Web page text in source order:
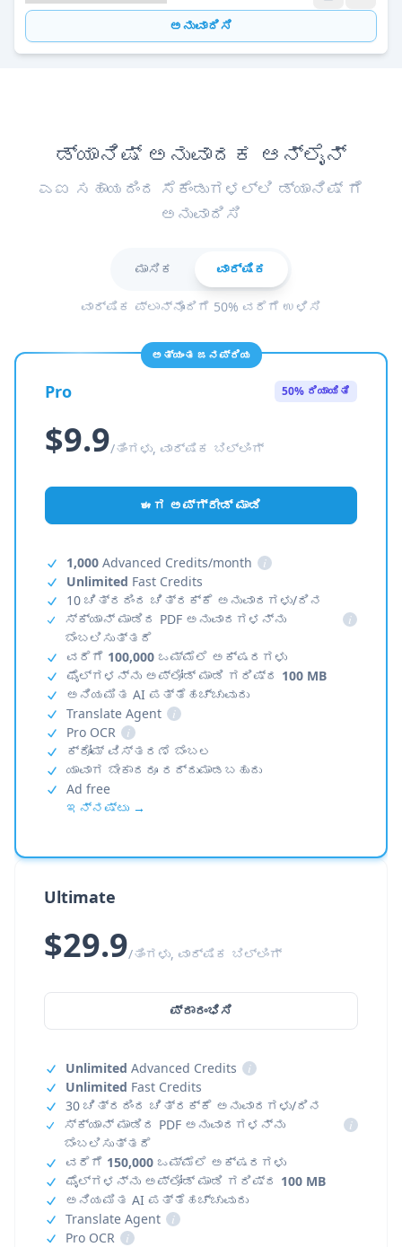
ಅನುವಾದಿಸಿ
ಡ್ಯಾನಿಷ್ ಅನುವಾದಕ ಆನ್ಲೈನ್
ಎಐ ಸಹಾಯದಿಂದ ಸೆಕೆಂಡುಗಳಲ್ಲಿ ಡ್ಯಾನಿಷ್ ಗೆ
ಅನುವಾದಿಸಿ
ಮಾಸಿಕ ವಾರ್ಷಿಕ
ವಾರ್ಷಿಕ ಪ್ಲಾನ್‌ನೊಂದಿಗೆ 50% ವರೆಗೆ ಉಳಿಸಿ
ಅತ್ಯಂತ ಜನಪ್ರಿಯ
Pro 50% ರಿಯಾಯಿತಿ
$9.9/ತಿಂಗಳು, ವಾರ್ಷಿಕ ಬಿಲ್ಲಿಂಗ್
ಈಗ ಅಪ್‌ಗ್ರೇಡ್ ಮಾಡಿ
1,000 Advanced Credits/month
i
Unlimited Fast Credits
10 ಚಿತ್ರದಿಂದ ಚಿತ್ರಕ್ಕೆ ಅನುವಾದಗಳು/ದಿನ
ಸ್ಕ್ಯಾನ್ ಮಾಡಿದ PDF ಅನುವಾದಗಳನ್ನು
ಬೆಂಬಲಿಸುತ್ತದೆ
i
ವರೆಗೆ 100,000 ಒಮ್ಮೆಲೆ ಅಕ್ಷರಗಳು
ಫೈಲ್‌ಗಳನ್ನು ಅಪ್‌ಲೋಡ್ ಮಾಡಿ ಗರಿಷ್ಠ 100 MB
ಅನಿಯಮಿತ AI ಪತ್ತೆಹಚ್ಚುವುದು
Translate Agent
i
Pro OCR
i
ಕ್ರೋಮ್ ವಿಸ್ತರಣೆ ಬೆಂಬಲ
ಯಾವಾಗ ಬೇಕಾದರೂ ರದ್ದುಮಾಡಬಹುದು
Ad free
ಇನ್ನಷ್ಟು →
Ultimate
$29.9/ತಿಂಗಳು, ವಾರ್ಷಿಕ ಬಿಲ್ಲಿಂಗ್
ಪ್ರಾರಂಭಿಸಿ
Unlimited Advanced Credits
i
Unlimited Fast Credits
30 ಚಿತ್ರದಿಂದ ಚಿತ್ರಕ್ಕೆ ಅನುವಾದಗಳು/ದಿನ
ಸ್ಕ್ಯಾನ್ ಮಾಡಿದ PDF ಅನುವಾದಗಳನ್ನು
ಬೆಂಬಲಿಸುತ್ತದೆ
i
ವರೆಗೆ 150,000 ಒಮ್ಮೆಲೆ ಅಕ್ಷರಗಳು
ಫೈಲ್‌ಗಳನ್ನು ಅಪ್‌ಲೋಡ್ ಮಾಡಿ ಗರಿಷ್ಠ 100 MB
ಅನಿಯಮಿತ AI ಪತ್ತೆಹಚ್ಚುವುದು
Translate Agent
i
Pro OCR
i